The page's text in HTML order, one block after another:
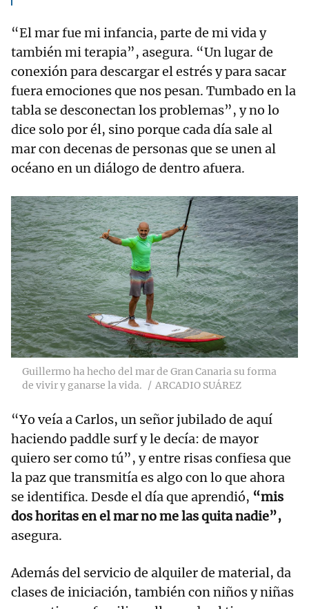
“El mar fue mi infancia, parte de mi vida y
también mi terapia”, asegura. “Un lugar de
conexión para descargar el estrés y para sacar
fuera emociones que nos pesan. Tumbado en la
tabla se desconectan los problemas”, y no lo
dice solo por él, sino porque cada día sale al
mar con decenas de personas que se unen al
océano en un diálogo de dentro afuera.
Guillermo ha hecho del mar de Gran Canaria su forma
de vivir y ganarse la vida.
ARCADIO SUÁREZ
“Yo veía a Carlos, un señor jubilado de aquí
haciendo paddle surf y le decía: de mayor
quiero ser como tú”, y entre risas confiesa que
la paz que transmitía es algo con lo que ahora
se identifica. Desde el día que aprendió, “mis
dos horitas en el mar no me las quita nadie”,
asegura.
Además del servicio de alquiler de material, da
clases de iniciación, también con niños y niñas